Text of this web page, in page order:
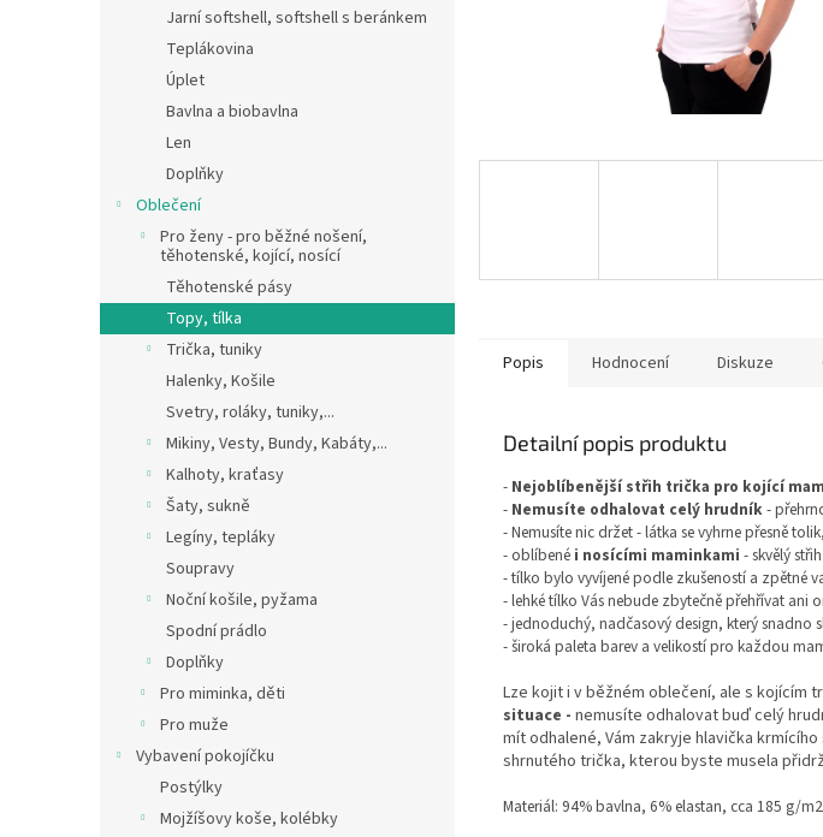
Jarní softshell, softshell s beránkem
Teplákovina
Úplet
Bavlna a biobavlna
Len
Doplňky
Oblečení
Pro ženy - pro běžné nošení,
těhotenské, kojící, nosící
Těhotenské pásy
Topy, tílka
Trička, tuniky
Halenky, Košile
Svetry, roláky, tuniky,...
Mikiny, Vesty, Bundy, Kabáty,...
Kalhoty, kraťasy
Šaty, sukně
Legíny, tepláky
Soupravy
Noční košile, pyžama
Spodní prádlo
Doplňky
Pro miminka, děti
Pro muže
Vybavení pokojíčku
Postýlky
Mojžíšovy koše, kolébky
Popis Hodnocení Diskuze
Detailní popis produktu
- Nejoblíbenější střih trička pro kojící
- Nemusíte odhalovat celý hrudník-
- Nemusíte nic držet - látka se vyhrne přesně
- oblíbené i nosícími maminkami - skvělý
- tílko bylo vyvíjenépodle zkušeností a zpětné
- lehké tílko Vás nebude zbytečně přehřívat ani
- jednoduchý, nadčasový design, který snadno
- široká paleta barev a velikostí pro každou
Lze kojit i v běžném oblečení, ale s kojícím
situace - nemusíte odhalovat buď celý
mít odhalené, Vám zakryje hlavička
shrnutého trička, kterou byste musela
Materiál: 94% bavlna, 6% elastan, cca 185 g/m2